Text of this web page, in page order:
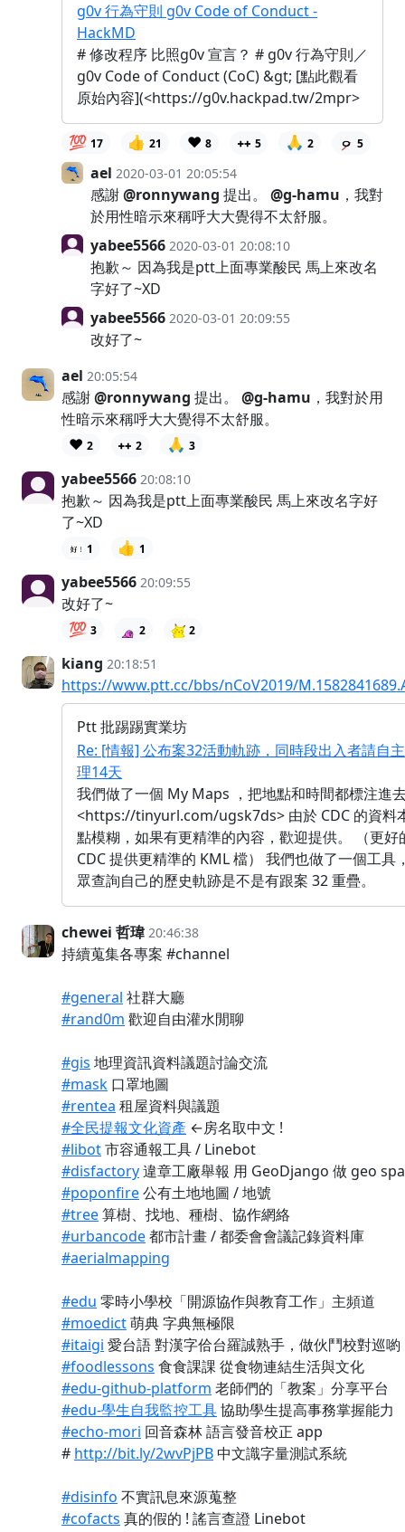
g0v 行為守則 g0v Code of Conduct -
HackMD
# 修改程序 比照g0v 宣言？ # g0v 行為守則／
g0v Code of Conduct (CoC) &gt; [點此觀看
原始內容](<https://g0v.hackpad.tw/2mpr>
💯 17 👍 21 ❤️ 8 5 🙏 2 5
ael 2020-03-01 20:05:54
感謝@ronnywang 提出。 @g-hamu ，我對
於用性暗示來稱呼大大覺得不太舒服。
yabee5566 2020-03-01 20:08:10
抱歉～ 因為我是ptt上面專業酸民 馬上來改名
字好了~XD
yabee5566 2020-03-01 20:09:55
改好了~
ael 20:05:54
感謝@ronnywang 提出。 @g-hamu ，我對於用
性暗示來稱呼大大覺得不太舒服。
❤️ 2 2 🙏 3
yabee5566 20:08:10
抱歉～ 因為我是ptt上面專業酸民 馬上來改名字好
了~XD
1 👍 1
yabee5566 20:09:55
改好了~
💯 3 2 2
kiang 20:18:51
https://www.ptt.cc/bbs/nCoV2019/
Ptt 批踢踢實業坊
Re: [情報] 公布案32活動軌跡，同時段出入者請自
理14天
我們做了一個 My Maps ，把地點和時間都標注進
<https://tinyurl.com/ugsk7ds> 由於 CDC 的資料
點模糊，如果有更精準的內容，歡迎提供。 （更好
CDC 提供更精準的 KML 檔） 我們也做了一個工具
眾查詢自己的歷史軌跡是不是有跟案 32 重疊。
chewei 哲瑋 20:46:38
持續蒐集各專案 #channel
#general 社群大廳
#rand0m 歡迎自由灌水閒聊
#gis 地理資訊資料議題討論交流
#mask 口罩地圖
#rentea 租屋資料與議題
#全民提報文化資產 ←房名取中文 !
#libot市容通報工具 / Linebot
#disfactory違章工廠舉報 用 GeoDjango 做 geo
#poponfire公有土地地圖 / 地號
#tree算樹、找地、種樹、協作網絡
#urbancode都市計畫 / 都委會會議記錄資料庫
#aerialmapping
#edu 零時小學校「開源協作與教育工作」主頻道
#moedict萌典 字典無極限
#itaigi 愛台語 對漢字佮台羅誠熟手，做伙鬥校對巡喲
#foodlessons 食食課課 從食物連結生活與文化
#edu-github-platform 老師們的「教案」分享平台
#edu-學生自我監控工具協助學生提高事務掌握能力
#echo-mori 回音森林 語言發音校正 app
# http://bit.ly/2wvPjPB中文識字量測試系統
#disinfo 不實訊息來源蒐整
#cofacts 真的假的 ! 謠言查證 Linebot